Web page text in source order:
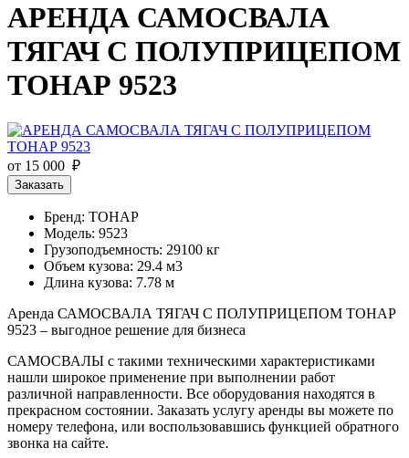
АРЕНДА САМОСВАЛА
ТЯГАЧ С ПОЛУПРИЦЕПОМ
ТОНАР 9523
от 15 000 ₽
Заказать
Бренд: ТОНАР
Модель: 9523
Грузоподъемность: 29100 кг
Объем кузова: 29.4 м3
Длина кузова: 7.78 м
Аренда САМОСВАЛА ТЯГАЧ С ПОЛУПРИЦЕПОМ ТОНАР
9523 – выгодное решение для бизнеса
САМОСВАЛЫ с такими техническими характеристиками
нашли широкое применение при выполнении работ
различной направленности. Все оборудования находятся в
прекрасном состоянии. Заказать услугу аренды вы можете по
номеру телефона, или воспользовавшись функцией обратного
звонка на сайте.